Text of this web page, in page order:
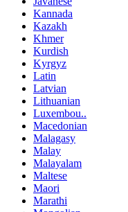
Kannada
Kazakh
Khmer
Kurdish
Kyrgyz
Latin
Latvian
Lithuanian
Luxembou..
Macedonian
Malagasy
Malay
Malayalam
Maltese
Maori
Marathi